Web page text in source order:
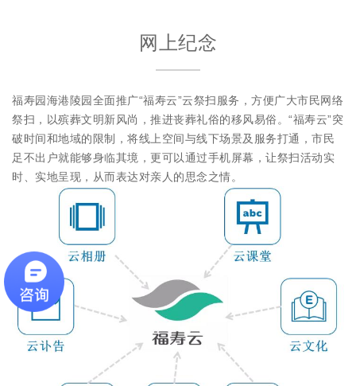
网上纪念
福寿园海港陵园全面推广“福寿云”云祭扫服务，方便广大市民网络
祭扫，以殡葬文明新风尚，推进丧葬礼俗的移风易俗。“福寿云”突
破时间和地域的限制，将线上空间与线下场景及服务打通，市民
足不出户就能够身临其境，更可以通过手机屏幕，让祭扫活动实
时、实地呈现，从而表达对亲人的思念之情。